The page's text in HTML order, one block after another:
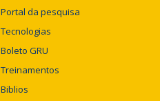
Portal da pesquisa
Tecnologias
Boleto GRU
Treinamentos
Biblios